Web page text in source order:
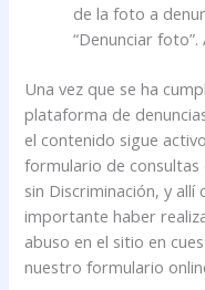
de la foto a
“Denunciar
Una vez que se ha
plataforma de
el contenido sigue
formulario de
sin Discriminación, y
importante haber
abuso en el sitio en
nuestro formulario